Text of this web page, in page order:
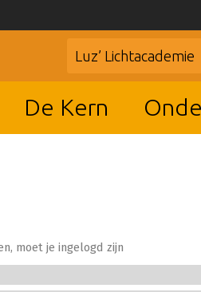
Luz’ Lichtacademie
De Kern
moet je ingelogd zijn